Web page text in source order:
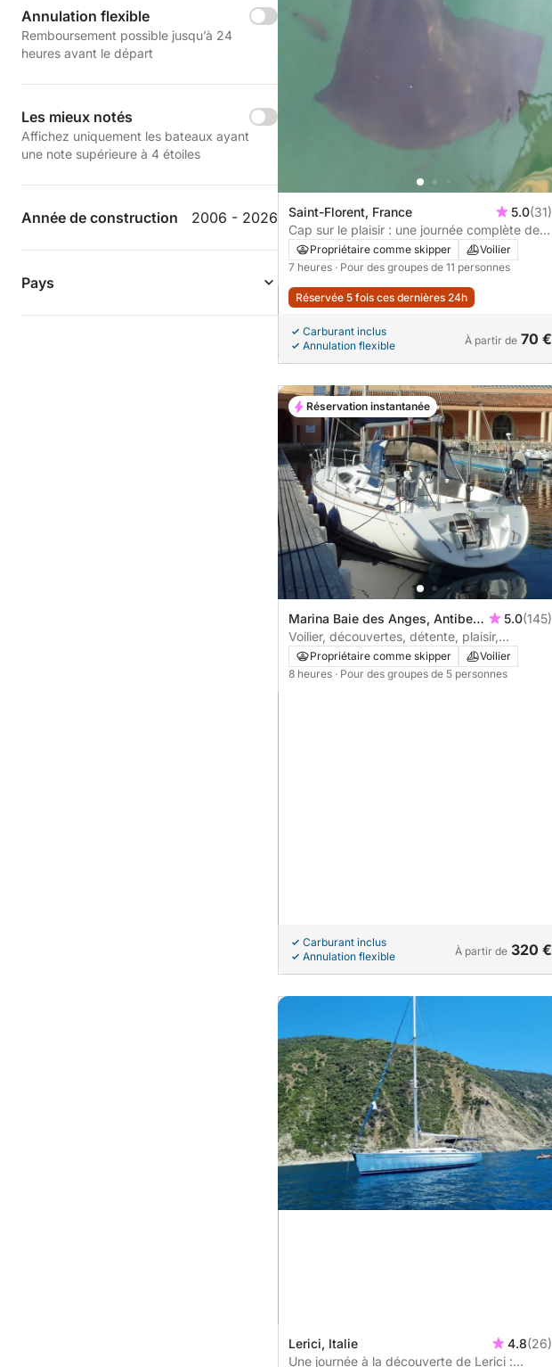
Annulation flexible
Remboursement possible jusqu’à 24
heures avant le départ
Les mieux notés
Affichez uniquement les bateaux ayant
une note supérieure à 4 étoiles
Année de construction 2006 - 2026
Pays
Saint-Florent, France 5.0(31)
Cap sur le plaisir : une journée complète de
navigation authentique à Saint-Florent à
bord d'un voilier
Propriétaire comme skipper
Voilier
7 heures · Pour des groupes de 11 personnes
Réservée 5 fois ces dernières 24h
Carburant inclus
Annulation flexible
À partir de 70 €
Marina Baie des Anges, Antibes,
France
5.0(145)
Voilier, découvertes, détente, plaisir,
émotions, farniente. 2 a 5 personnes
Propriétaire comme skipper
Voilier
8 heures · Pour des groupes de 5 personnes
Carburant inclus
Annulation flexible
À partir de 320 €
Réservation instantanée
Lerici, Italie 4.8(26)
Une journée à la découverte de Lerici :